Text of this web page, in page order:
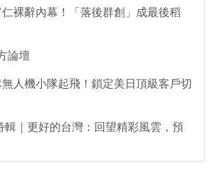
裸辭內幕！「落後群創」成最後稻
論壇
人機小隊起飛！鎖定美日頂級客戶切
｜更好的台灣：回望精彩風雲，預